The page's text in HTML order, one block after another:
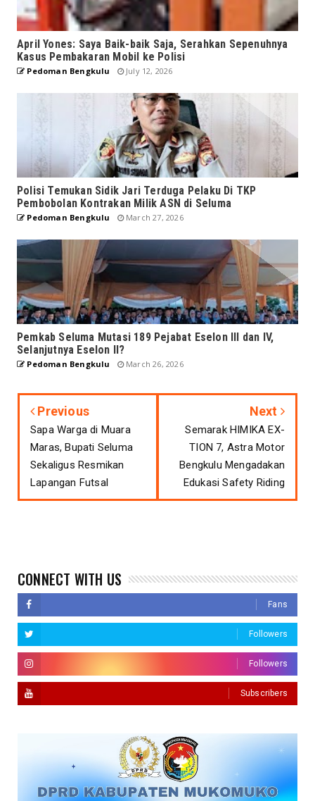
April Yones: Saya Baik-baik Saja, Serahkan Sepenuhnya
Kasus Pembakaran Mobil ke Polisi
Pedoman Bengkulu July 12, 2026
Polisi Temukan Sidik Jari Terduga Pelaku Di TKP
Pembobolan Kontrakan Milik ASN di Seluma
Pedoman Bengkulu March 27, 2026
Pemkab Seluma Mutasi 189 Pejabat Eselon III dan IV,
Selanjutnya Eselon II?
Pedoman Bengkulu March 26, 2026
Previous
Sapa Warga di Muara
Maras, Bupati Seluma
Sekaligus Resmikan
Lapangan Futsal
Next
Semarak HIMIKA EX-
TION 7, Astra Motor
Bengkulu Mengadakan
Edukasi Safety Riding
CONNECT WITH US
Fans
Followers
Followers
Subscribers